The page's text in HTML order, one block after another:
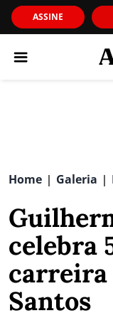
ASSINE
Home | Galeria |
celebra
carreira
Santos